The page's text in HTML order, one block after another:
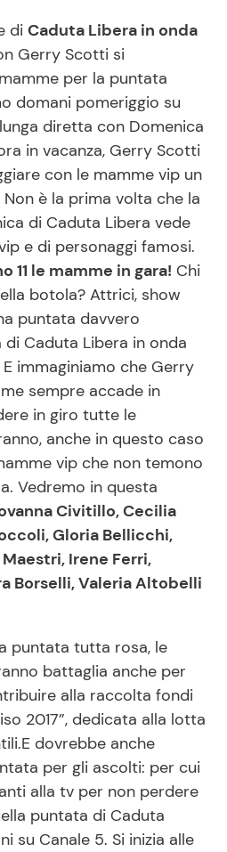
Ricette Feste
Ricette per Bambini
di Caduta Libera in onda
Gerry Scotti si
per la puntata
domani pomeriggio su
diretta con Domenica
in vacanza, Gerry Scotti
con le mamme vip un
è la prima volta che la
di Caduta Libera vede
e di personaggi famosi.
11 le mamme in gara! Chi
botola? Attrici, show
puntata davvero
Caduta Libera in onda
immaginiamo che Gerry
sempre accade in
in giro tutte le
anche in questo caso
vip che non temono
Vedremo in questa
Civitillo, Cecilia
Gloria Bellicchi,
Irene Ferri,
Borselli, Valeria Altobelli
puntata tutta rosa, le
battaglia anche per
alla raccolta fondi
2017”, dedicata alla lotta
dovrebbe anche
per gli ascolti: per cui
alla tv per non perdere
puntata di Caduta
su Canale 5. Si inizia alle